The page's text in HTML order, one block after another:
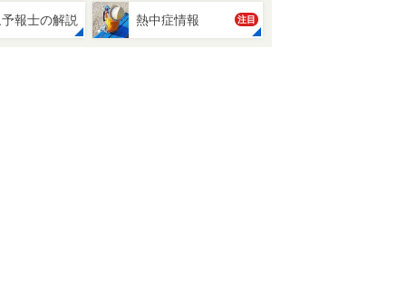
報士の解説 熱中症情報 注目